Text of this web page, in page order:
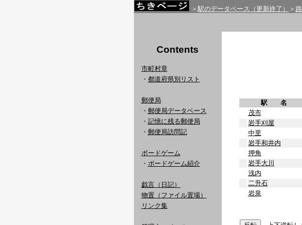
＞ 駅のデータベース（更新終了） ＞
Contents
市町村章
・ 都道府県別リスト
郵便局
・ 郵便局データベース
・ 記憶に残る郵便局
・ 郵便局訪問記
ボードゲーム
・ ボードゲーム紹介
戯言（日記）
物置（ファイル置場）
リンク集
駅 名
茂市
岩手刈屋
中里
岩手和井内
押角
岩手大川
浅内
二升石
岩泉